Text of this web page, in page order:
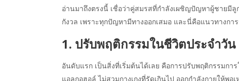
อ่านมาถึงตรงนี้ เชื่อว่าคู่สมรสที่กำลังเผชิญปัญหาผู้ชายมีลู
กังวล เพราะทุกปัญหามีทางออกเสมอ และนี่คือแนวทางก
1. ปรับพฤติกรรมในชีวิตประจำวัน
อันดับแรก เป็นสิ่งที่เริ่มต้นได้เลย คือการปรับพฤติกรรมกา
แอลกอฮอล์ ไม่สวมกางเกงที่รัดเกินไป ออกกำลังกายให้พอ